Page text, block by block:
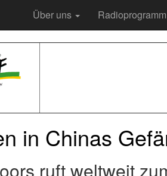
Über uns Radioprogramm
in Chinas
ruft weltweit